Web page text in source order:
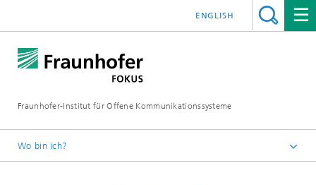
Fraunhofer-Institut für Offene Kommunikationssysteme
ENGLISH
Wo bin ich?